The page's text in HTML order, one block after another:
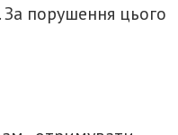
порушення цього